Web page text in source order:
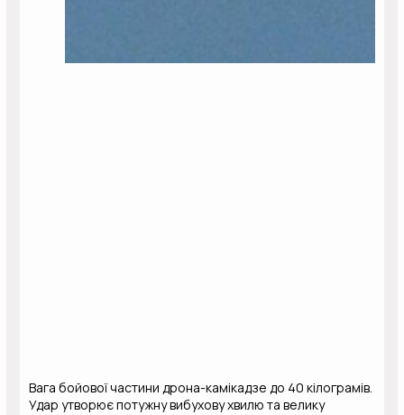
Вага бойової частини дрона-камікадзе до 40 кілограмів.
Удар утворює потужну вибухову хвилю та велику